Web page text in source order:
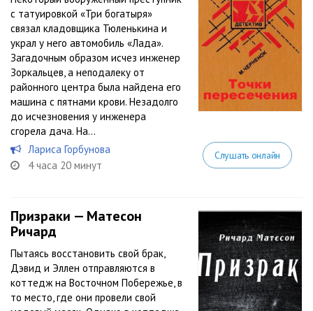
с татуировкой «Три богатыря»
связал кладовщика Тюленькина и
украл у него автомобиль «Лада».
Загадочным образом исчез инженер
Зоркальцев, а неподалеку от
районного центра была найдена его
машина с пятнами крови. Незадолго
до исчезновения у инженера
сгорела дача. На...
Лариса Горбунова
4 часа 20 минут
Слушать онлайн
Призраки — Матесон
Ричард
Пытаясь восстановить свой брак,
Дэвид и Эллен отправляются в
коттедж на Восточном Побережье, в
то место, где они провели свой